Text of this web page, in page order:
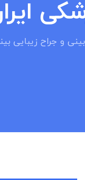
و جراح زیبایی